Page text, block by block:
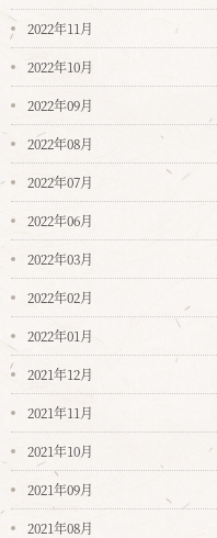
2022年11月
2022年10月
2022年09月
2022年08月
2022年07月
2022年06月
2022年03月
2022年02月
2022年01月
2021年12月
2021年11月
2021年10月
2021年09月
2021年08月